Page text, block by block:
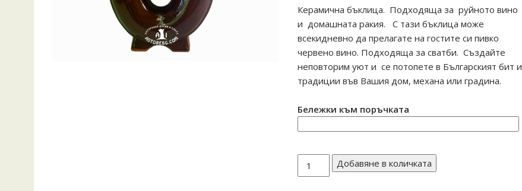
Керамична бъклица. Подходяща за руйното вино
и домашната ракия. С тази бъклица може
всекидневно да прелагате на гостите си пивко
червено вино. Подходяща за сватби. Създайте
неповторим уют и се потопете в Българският бит и
традиции във Вашия дом, механа или градина.
Бележки към поръчката
количество
за
Добавяне в количката